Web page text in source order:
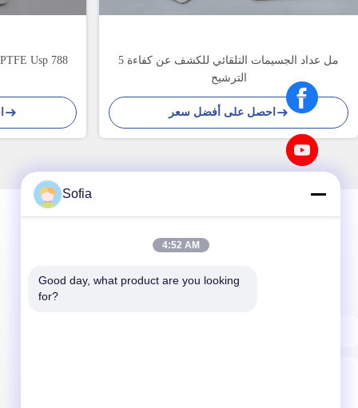
5 مل عداد الجسيمات التلقائي للكشف عن كفاءة
الترشيح
احصل على أفضل سعر
Sofia
4:52 AM
Good day, what product are you looking
for?